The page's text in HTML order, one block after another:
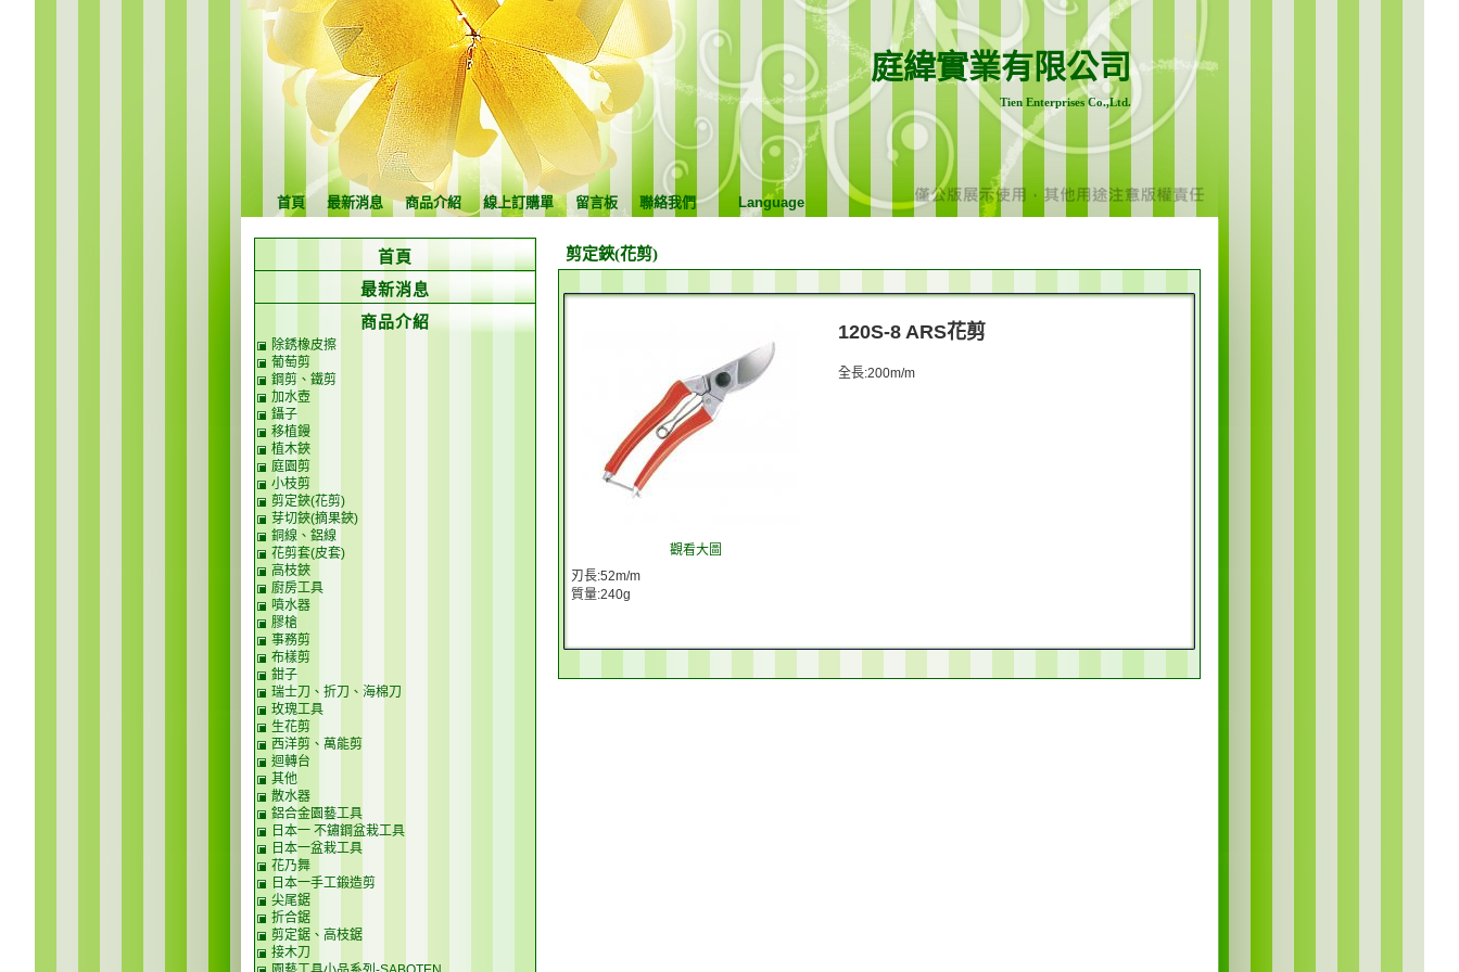
庭緯實業有限公司
Tien Enterprises Co.,Ltd.
首頁 最新消息 商品介紹 線上訂購單 留言板 聯絡我們 Language
剪定鋏(花剪)
觀看大圖
120S-8 ARS花剪
全長:200m/m
刃長:52m/m
質量:240g
首頁
最新消息
商品介紹
除銹橡皮擦
葡萄剪
鋼剪、鐵剪
加水壺
鑷子
移植鏝
植木鋏
庭園剪
小枝剪
剪定鋏(花剪)
芽切鋏(摘果鋏)
銅線、鋁線
花剪套(皮套)
高枝鋏
廚房工具
噴水器
膠槍
事務剪
布樣剪
鉗子
瑞士刀、折刀、海棉刀
玫瑰工具
生花剪
西洋剪、萬能剪
迴轉台
其他
散水器
鋁合金園藝工具
日本一 不鏽鋼盆栽工具
日本一盆栽工具
花乃舞
日本一手工鍛造剪
尖尾鋸
折合鋸
剪定鋸、高枝鋸
接木刀